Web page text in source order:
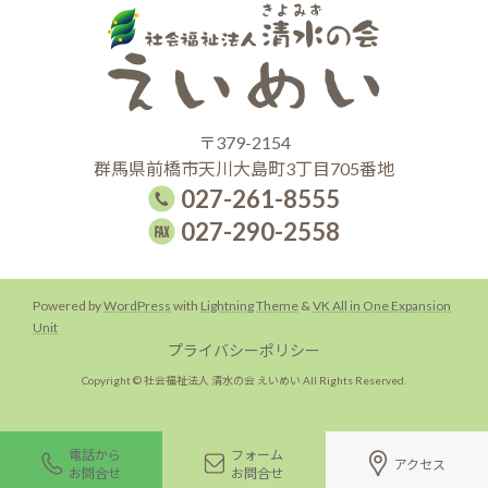
〒379-2154
群馬県前橋市天川大島町3丁目705番地
027-261-8555
027-290-2558
Copyright © 社会福祉法人 清水の会 えいめい All Rights Reserved.
プライバシーポリシー
Powered byWordPress with Lightning Theme &VK All in One Expansion
Unit
電話から
お問合せ
フォーム
お問合せ
アクセス